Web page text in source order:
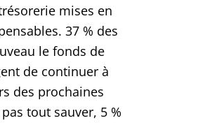
mises en
37 % des
le fonds de
de continuer à
des prochaines
tout sauver, 5 %